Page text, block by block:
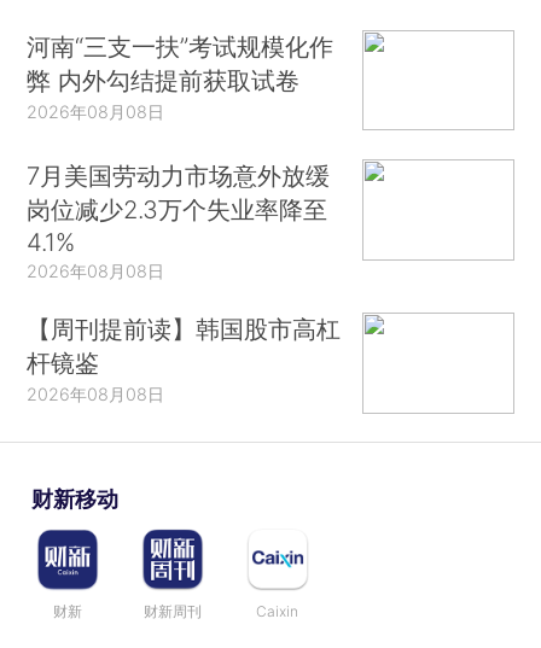
河南“三支一扶”考试规模化作
弊 内外勾结提前获取试卷
2026年08月08日
7月美国劳动力市场意外放缓
岗位减少2.3万个失业率降至
4.1%
2026年08月08日
【周刊提前读】韩国股市高杠
杆镜鉴
2026年08月08日
财新移动
财新 财新周刊 Caixin